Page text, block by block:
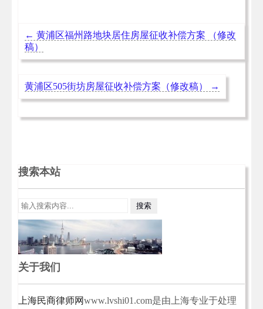
← 黄浦区福州路地块居住房屋征收补偿方案 （修改
稿）
黄浦区505街坊​房屋征收补偿方案（修改稿） →
搜索本站
关于我们
上海民商律师网www.lvshi01.com是由上海专业于处理